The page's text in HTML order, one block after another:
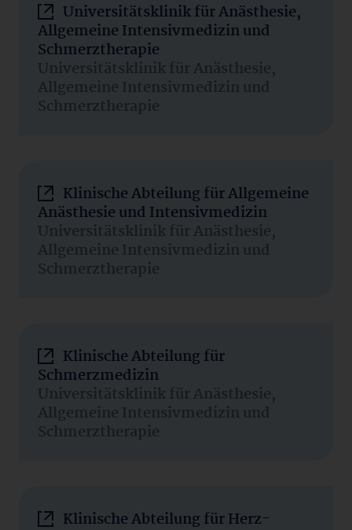
Universitätsklinik für Anästhesie,
Allgemeine Intensivmedizin und
Schmerztherapie
Universitätsklinik für Anästhesie,
Allgemeine Intensivmedizin und
Schmerztherapie
Klinische Abteilung für Allgemeine
Anästhesie und Intensivmedizin
Universitätsklinik für Anästhesie,
Allgemeine Intensivmedizin und
Schmerztherapie
Klinische Abteilung für
Schmerzmedizin
Universitätsklinik für Anästhesie,
Allgemeine Intensivmedizin und
Schmerztherapie
Klinische Abteilung für Herz-